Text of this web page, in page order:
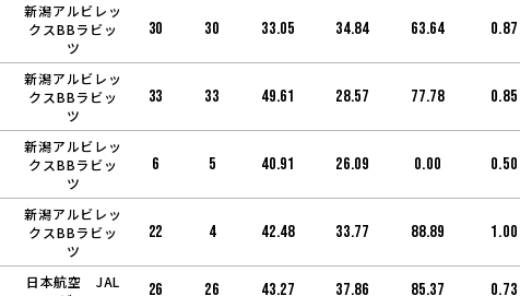
新潟アルビレッ
クスBBラビッ
ツ
30 30 33.05 34.84 63.64 0.87
新潟アルビレッ
クスBBラビッ
ツ
33 33 49.61 28.57 77.78 0.85
新潟アルビレッ
クスBBラビッ
ツ
6 5 40.91 26.09 0.00 0.50
新潟アルビレッ
クスBBラビッ
ツ
22 4 42.48 33.77 88.89 1.00
日本航空 JAL
26 26 43.27 37.86 85.37 0.73